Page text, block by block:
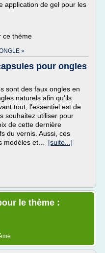
application de gel pour les
ce thème
»
pour ongles
sont des faux ongles en
naturels afin qu'ils
tout, l'essentiel est de
souhaitez utiliser pour
de cette dernière
du vernis. Aussi, ces
modèles et... [suite...]
le thème :